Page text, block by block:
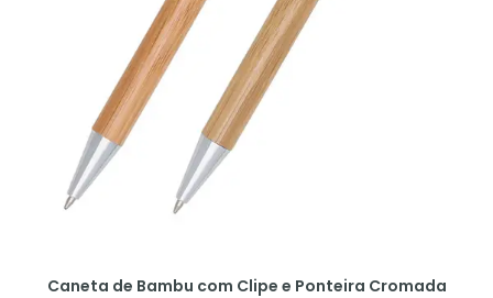
Caneta de Bambu com Clipe e Ponteira Cromada